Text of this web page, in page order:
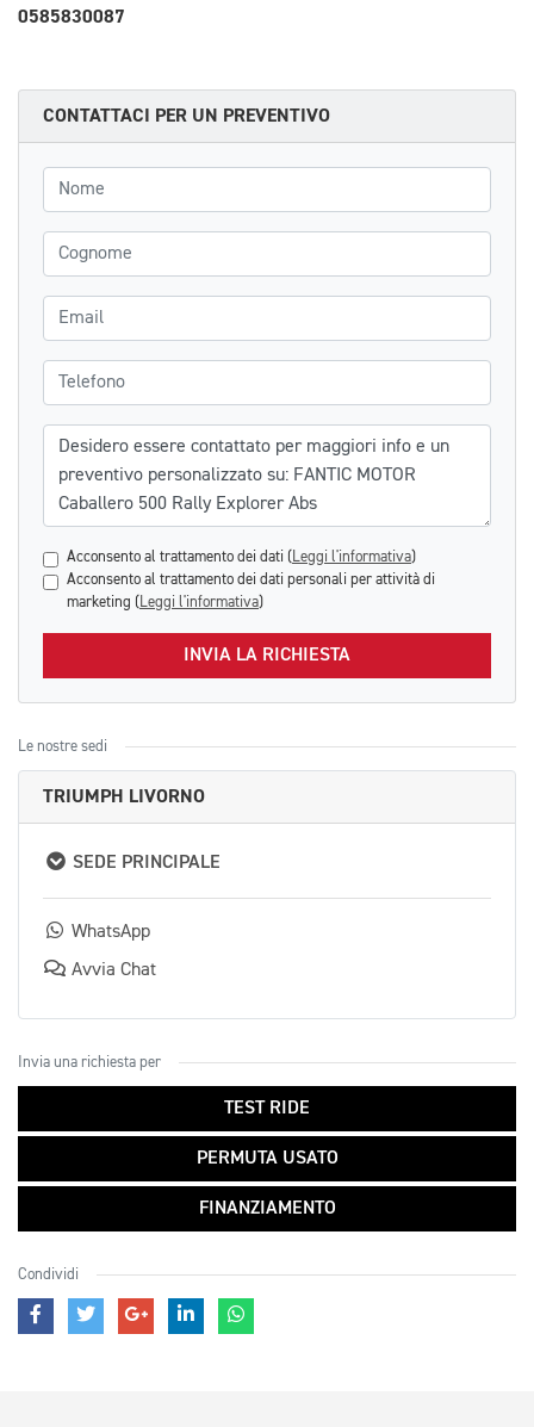
0585830087
CONTATTACI PER UN PREVENTIVO
Nome
Cognome
Email
Telefono
Messaggio
Acconsento al trattamento dei dati ( Leggi l'informativa)
Acconsento al trattamento dei dati personali per attività di
marketing ( Leggi l'informativa)
INVIA LA RICHIESTA
Le nostre sedi
TRIUMPH LIVORNO
SEDE PRINCIPALE
WhatsApp
Avvia Chat
Invia una richiesta per
TEST RIDE
PERMUTA USATO
FINANZIAMENTO
Condividi